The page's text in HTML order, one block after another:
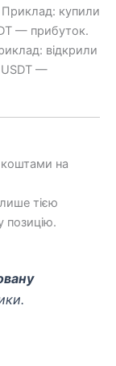
Приклад: купили
— прибуток.
відкрили
—
на
тією
позицію.